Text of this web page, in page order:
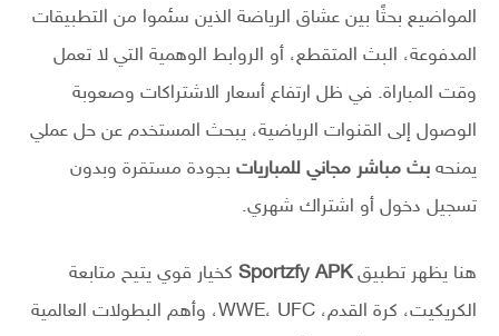
المواضيع بحثًا بين عشاق الرياضة الذين سئموا من التطبيقات
المدفوعة، البث المتقطع، أو الروابط الوهمية التي لا تعمل
وقت المباراة. في ظل ارتفاع أسعار الاشتراكات وصعوبة
الوصول إلى القنوات الرياضية، يبحث المستخدم عن حل عملي
يمنحه بث مباشر مجاني للمباريات بجودة مستقرة وبدون
تسجيل دخول أو اشتراك شهري.
هنا يظهر تطبيقSportzfy APK كخيار قوي يتيح متابعة
الكريكيت، كرة القدم، WWE، UFC، وأهم البطولات العالمية